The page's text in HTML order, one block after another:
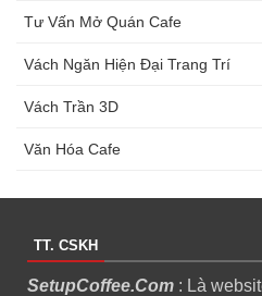
Tư Vấn Mở Quán Cafe
Vách Ngăn Hiện Đại Trang Trí
Vách Trần 3D
Văn Hóa Cafe
TT. CSKH
SetupCoffee.Com : Là